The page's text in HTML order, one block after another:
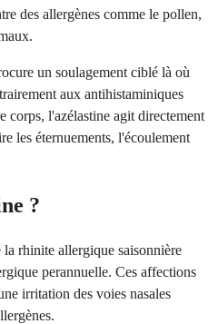
des allergènes comme le pollen,
un soulagement ciblé là où
aux antihistaminiques
corps, l'azélastine agit directement
les éternuements, l'écoulement
?
rhinite allergique saisonnière
perannuelle. Ces affections
irritation des voies nasales